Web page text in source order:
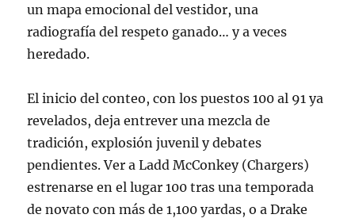
un mapa emocional del vestidor, una
radiografía del respeto ganado… y a veces
heredado.
El inicio del conteo, con los puestos 100 al 91 ya
revelados, deja entrever una mezcla de
tradición, explosión juvenil y debates
pendientes. Ver a Ladd McConkey (Chargers)
estrenarse en el lugar 100 tras una temporada
de novato con más de 1,100 yardas, o a Drake